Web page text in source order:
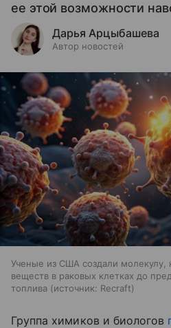
ее этой возможности
Дарья Арцыбашева
Автор новостей
Ученые из США создали молекулу,
веществ в раковых клетках до
топлива
источник: Recraft
Группа химиков и биологов